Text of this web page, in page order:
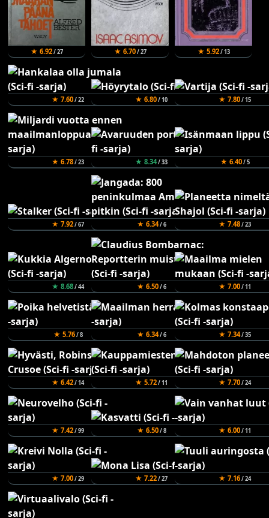
★ 6.92/ 27 ★ 6.70/ 27 ★ 5.92/ 13
★ 7.60/ 22 ★ 6.80/ 10 ★ 7.80/ 15
★ 6.78/ 23 ★ 8.34/ 33 ★ 6.40/ 5
★ 7.92/ 67 ★ 6.34/ 6 ★ 7.48/ 23
★ 8.68/ 44 ★ 6.50/ 6 ★ 7.00/ 11
★ 5.76/ 8 ★ 6.34/ 6 ★ 7.34/ 35
★ 6.42/ 14 ★ 5.72/ 11 ★ 7.70/ 24
★ 7.42/ 99 ★ 6.50/ 8 ★ 6.00/ 11
★ 7.00/ 29 ★ 7.22/ 27 ★ 7.16/ 24